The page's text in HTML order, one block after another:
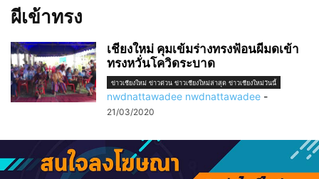
ผีเข้าทรง
เชียงใหม่ คุมเข้มร่างทรงฟ้อนผีมดเข้า
ทรงหวั่นโควิดระบาด
ข่าวเชียงใหม่ ข่าวด่วน ข่าวเชียงใหม่ล่าสุด ข่าวเชียงใหม่วันนี้
nwdnattawadee nwdnattawadee -
21/03/2020